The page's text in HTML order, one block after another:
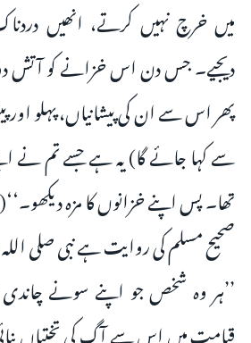
میں خرچ نہیں کرتے، انھیں
دیجیے۔ جس دن اس خزانے کو آتش
پھر اس سے ان کی پیشانیاں، پہلو اور
سے کہا جائے گا) یہ ہے جسے تم نے
تھا۔ پس اپنے خزانوں کا مزہ دیکھو۔‘‘(
صحیح مسلم کی روایت ہے نبی صلی اللہ
’’ہر وہ شخص جو اپنے سونے چاندی
قیامت میں اس سے آگ کی تختیاں